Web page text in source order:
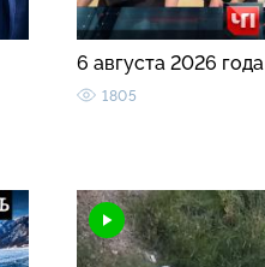
6 августа 2026 года
1805